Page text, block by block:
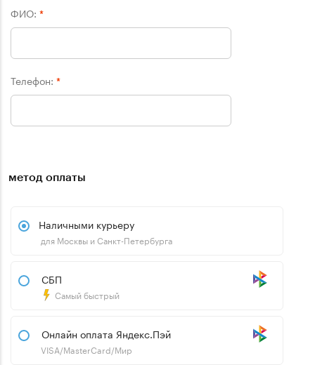
ФИО: *
Телефон: *
метод оплаты
Наличными курьеру
для Москвы и Санкт-Петербурга
СБП
Самый быстрый
Онлайн оплата Яндекс.Пэй
VISA/MasterCard/Мир